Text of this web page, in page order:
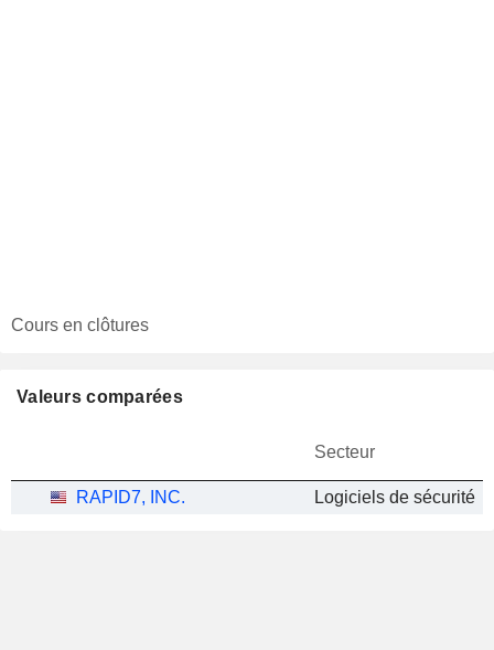
Cours en clôtures
Valeurs comparées
Secteur
RAPID7, INC. Logiciels de sécurité